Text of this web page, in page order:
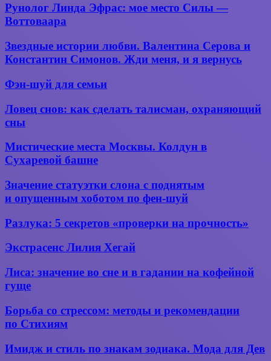
толкования
сна
популярных
сонниках
Рунолог
Линда
Эфрас:
место
Силы —
Рунолог Линда Эфрас: мое место Силы —
Воттоваара
Звездные
истории
любви.
Серова
Константин
Симонов.
меня,
и
я
Звездные истории любви. Валентина Серова и
Константин Симонов. Жди меня, и я вернусь
Фэн-
для
семьи
Фэн-шуй для семьи
Ловец
как
талисман,
охраняющий
Ловец снов: как сделать талисман, охраняющий
сны
Мистические
места
Москвы.
в
Сухаревой
Мистические места Москвы. Колдун в
Сухаревой башне
Значение
слона
и опущенным
по фен-
Значение статуэтки слона с поднятым
и опущенным хоботом по фен-шуй
Разлука:
секретов
«проверки
прочность»
Разлука: 5 секретов «проверки на прочность»
Экстрасенс
Лилия
Хегай
Экстрасенс Лилия Хегай
Лиса:
во сне
на кофейной
гуще
Лиса: значение во сне и в гадании на кофейной
гуще
Борьба
со стрессом:
методы
по Стихиям
Борьба со стрессом: методы и рекомендации
по Стихиям
Имидж
Имидж и стиль по знакам зодиака. Мода для Дев